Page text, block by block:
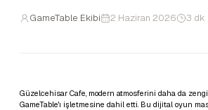
GameTable Ekibi 2 Haziran 2026 3 dk
Güzelcehisar Cafe, modern atmosferini daha da
GameTable'ı işletmesine dahil etti. Bu dijital oyun